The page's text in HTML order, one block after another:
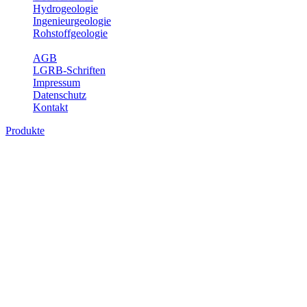
Hydrogeologie
Ingenieurgeologie
Rohstoffgeologie
AGB
LGRB-Schriften
Impressum
Datenschutz
Kontakt
Produkte